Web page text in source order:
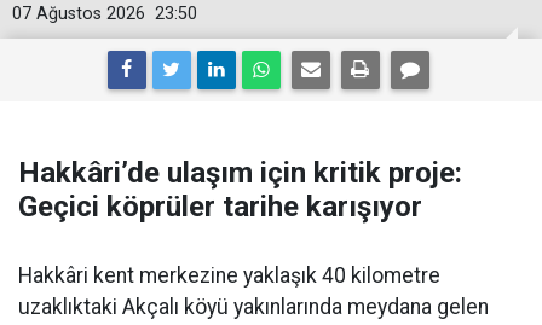
23:50
07 Ağustos 2026
Hakkâri’de ulaşım için kritik proje:
Geçici köprüler tarihe karışıyor
Hakkâri kent merkezine yaklaşık 40 kilometre
uzaklıktaki Akçalı köyü yakınlarında meydana gelen